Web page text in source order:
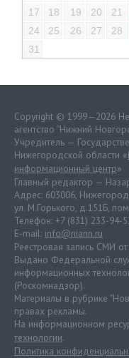
17
18 19 20 21
24
25 26 27 28
31
Copyright © 1999—2026
агентство "Нижний
Учредитель —
Нижегородской области «
информационный центр»
Главный редактор —
Адрес: 603006,
ул. М.Горького, д.151Б,
Телефон: +7 (831) 233-94-
E-mail: info@niann.ru
Реестровая запись СМИ
Выдано Федеральной
информационных
(Роскомнадзор).
Материалы в рубрике
правах рекламы.
На информационном
технологии.
Политика